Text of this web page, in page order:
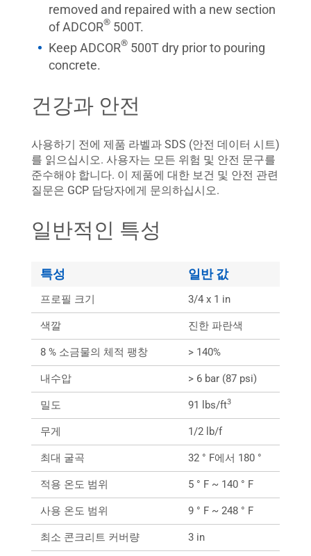
removed and repaired with a new section
of ADCOR® 500T.
Keep ADCOR® 500T dry prior to pouring
concrete.
건강과 안전
사용하기 전에 제품 라벨과 SDS (안전 데이터 시트)
를 읽으십시오. 사용자는 모든 위험 및 안전 문구를
준수해야 합니다. 이 제품에 대한 보건 및 안전 관련
질문은 GCP 담당자에게 문의하십시오.
일반적인 특성
특성 일반 값
프로필 크기 3/4 x 1 in
색깔 진한 파란색
8 % 소금물의 체적 팽창 > 140%
내수압 > 6 bar (87 psi)
밀도 91 lbs/ft3
무게 1/2 lb/f
최대 굴곡 32 ° F에서 180 °
적용 온도 범위 5 ° F ~ 140 ° F
사용 온도 범위 9 ° F ~ 248 ° F
최소 콘크리트 커버량 3 in